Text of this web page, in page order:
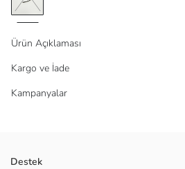
Ürün Açıklaması
Kargo ve İade
Kampanyalar
Destek